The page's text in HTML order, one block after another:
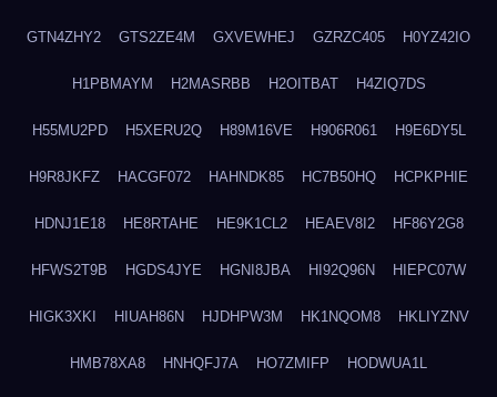
GTN4ZHY2 GTS2ZE4M GXVEWHEJ GZRZC405 H0YZ42IO
H1PBMAYM H2MASRBB H2OITBAT H4ZIQ7DS
H55MU2PD H5XERU2Q H89M16VE H906R061 H9E6DY5L
H9R8JKFZ HACGF072 HAHNDK85 HC7B50HQ HCPKPHIE
HDNJ1E18 HE8RTAHE HE9K1CL2 HEAEV8I2 HF86Y2G8
HFWS2T9B HGDS4JYE HGNI8JBA HI92Q96N HIEPC07W
HIGK3XKI HIUAH86N HJDHPW3M HK1NQOM8 HKLIYZNV
HMB78XA8 HNHQFJ7A HO7ZMIFP HODWUA1L